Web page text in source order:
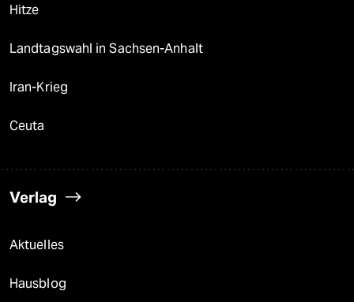
Hitze
Landtagswahl in Sachsen-Anhalt
Iran-Krieg
Ceuta
Verlag
Aktuelles
Hausblog